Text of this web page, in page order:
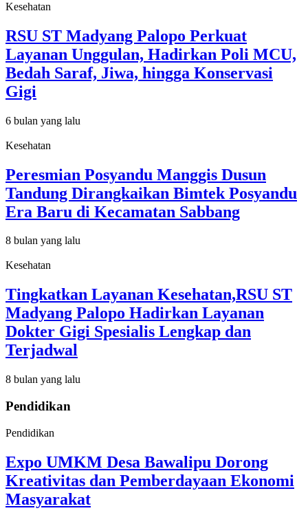
Kesehatan
RSU ST Madyang Palopo Perkuat
Layanan Unggulan, Hadirkan Poli MCU,
Bedah Saraf, Jiwa, hingga Konservasi
Gigi
6 bulan yang lalu
Kesehatan
Peresmian Posyandu Manggis Dusun
Tandung Dirangkaikan Bimtek Posyandu
Era Baru di Kecamatan Sabbang
8 bulan yang lalu
Kesehatan
Tingkatkan Layanan Kesehatan,RSU ST
Madyang Palopo Hadirkan Layanan
Dokter Gigi Spesialis Lengkap dan
Terjadwal
8 bulan yang lalu
Pendidikan
Pendidikan
Expo UMKM Desa Bawalipu Dorong
Kreativitas dan Pemberdayaan Ekonomi
Masyarakat